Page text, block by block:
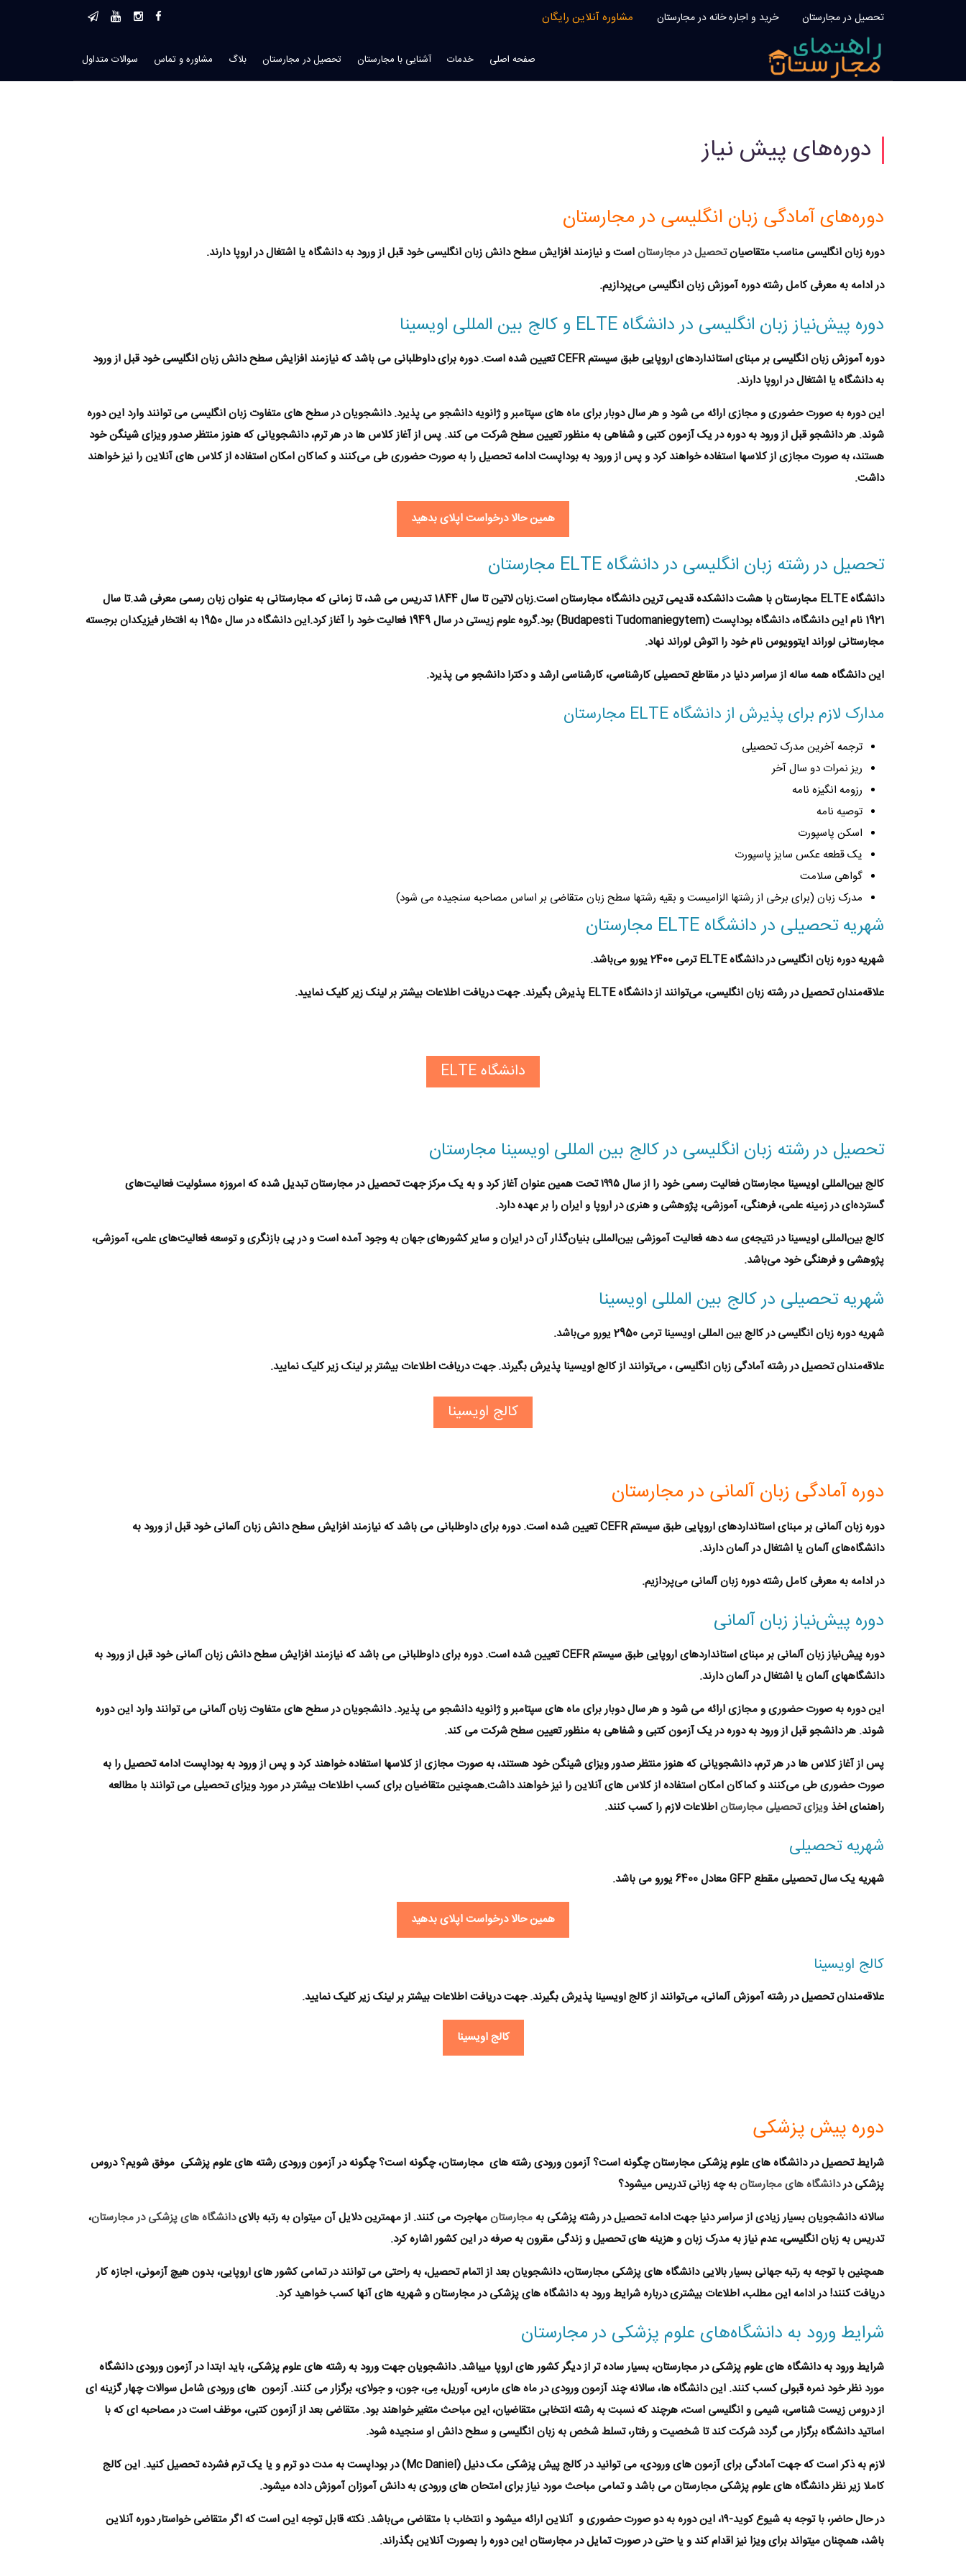
تحصیل در مجارستان خرید و اجاره خانه در مجارستان مشاوره آنلاین رایگان
صفحه اصلی خدمات آشنایی با مجارستان تحصیل در مجارستان بلاگ مشاوره و تماس سوالات متداول
دوره‌های پیش نیاز
دوره‌های آمادگی زبان انگلیسی در مجارستان
دوره زبان انگلیسی مناسب متقاصیانتحصیل در مجارستاناست و نیازمند افزایش سطح دانش زبان انگلیسی خود قبل از ورود به دانشگاه یا اشتغال در اروپا دارند.
در ادامه به معرفی کامل رشتهدوره آموزش زبان انگلیسی می‌پردازیم.
دوره پیش‌نیاز زبان انگلیسی در دانشگاه ELTE و کالج بین المللی اویسینا
دوره آموزش زبان انگلیسی بر مبنای استانداردهای اروپایی طبق سیستم CEFR تعیین شده است. دوره برای داوطلبانی می باشد که نیازمند افزایش سطح دانش زبان انگلیسی خود قبل از ورود
به دانشگاه یا اشتغال در اروپا دارند.
این دوره به صورت حضوری و مجازی ارائه می شود و هر سال دوبار برای ماه های سپتامبر و ژانویه دانشجو می پذیرد. دانشجویان در سطح های متفاوت زبان انگلیسی می توانند وارد این دوره
شوند. هر دانشجو قبل از ورود به دوره در یک آزمون کتبی و شفاهی به منظور تعیین سطح شرکت می کند. پس از آغاز کلاس ها در هر ترم، دانشجویانی که هنوز منتظر صدور ویزای شینگن خود
هستند، به صورت مجازی از کلاسها استفاده خواهند کرد و پس از ورود به بوداپست ادامه تحصیل را به صورت حضوری طی می‌کنند و کماکان امکان استفاده از کلاس های آنلاین را نیز خواهند
داشت.
همین حالا درخواست اپلای بدهید
تحصیل در رشته زبان انگلیسی در دانشگاه ELTE مجارستان
دانشگاه ELTE مجارستان
با هشت دانشکده قدیمی ترین دانشگاه مجارستان است.زبان لاتین تا سال 1844 تدریس می شد، تا زمانی که مجارستانی به عنوان زبان رسمی معرفی شد.تا سال
1921 نام این دانشگاه، دانشگاه بوداپست (Budapesti Tudomaniegytem) بود.گروه علوم زیستی در سال 1949 فعالیت خود را آغاز کرد.این دانشگاه در سال 1950 به افتخار فیزیکدان برجسته
مجارستانی لوراند ایتوویوس نام خود را اتوش لوراند نهاد.
این دانشگاه همه ساله از سراسر دنیا در مقاطع تحصیلی کارشناسی، کارشناسی ارشد و دکترا دانشجو می پذیرد.
مدارک لازم برای پذیرش از دانشگاه ELTE مجارستان
ترجمه آخرین مدرک تحصیلی
ریز نمرات دو سال آخر
رزومه انگیزه نامه
توصیه نامه
اسکن پاسپورت
یک قطعه عکس سایز پاسپورت
گواهی سلامت
مدرک زبان (برای برخی از رشتها الزامیست و بقیه رشتها سطح زبان متقاضی بر اساس مصاحبه سنجیده می شود)
شهریه تحصیلی در دانشگاه ELTE مجارستان
شهریه دوره زبان انگلیسی در دانشگاه ELTE ترمی 2400 یورو
می‌باشد.
علاقه‌مندان تحصیل در رشته زبان انگلیسی، می‌توانند از دانشگاه ELTE پذیرش بگیرند. جهت دریافت اطلاعات بیشتر بر لینک زیر کلیک نمایید.
دانشگاه ELTE
تحصیل در رشته زبان انگلیسی در کالج بین المللی اویسینا مجارستان
کالج بین‌المللی اویسینا مجارستانفعالیت رسمی خود را از سال ۱۹۹۵ تحت همین عنوان آغاز کرد و به یک مرکز جهت تحصیل در مجارستانتبدیل شده که امروزه مسئولیت فعالیت‌های
گسترده‌ای در زمینه علمی، فرهنگی، آموزشی، پژوهشی و هنری در اروپا و ایران را بر عهده دارد.
کالج بین‌المللی اویسینادر نتیجه‌ی سه دهه فعالیت آموزشی بین‌المللی بنیان‌گذار آن در ایران و سایر کشورهای جهان به وجود آمده است و در پی بازنگری و توسعه فعالیت‌های علمی، آموزشی،
پژوهشی و فرهنگی خود می‌باشد.
شهریه تحصیلی در کالج بین المللی اویسینا
شهریه دوره زبان انگلیسی در کالج بین المللی اویسینا ترمی 2950 یورو
می‌باشد.
علاقه‌مندان تحصیل در رشته آمادگی زبان انگلیسی ، می‌توانند از کالج اویسینا پذیرش بگیرند. جهت دریافت اطلاعات بیشتر بر لینک زیر کلیک نمایید.
کالج اویسینا
دوره آمادگی زبان آلمانی در مجارستان
دوره زبان آلمانی
بر مبنای استانداردهای اروپایی طبق سیستم CEFR تعیین شده است. دوره برای داوطلبانی می باشد که نیازمند افزایش سطح دانش زبان آلمانی خود قبل از ورود به
دانشگاه‌های آلمان یا اشتغال در آلمان دارند.
در ادامه به معرفی کامل رشتهدوره زبان آلمانی می‌پردازیم.
دوره پیش‌نیاز زبان آلمانی
دوره پیش‌نیاز زبان آلمانی بر مبنای استانداردهای اروپایی طبق سیستم CEFR تعیین شده است. دوره برای داوطلبانی می باشد که نیازمند افزایش سطح دانش زبان آلمانی خود قبل از ورود به
دانشگاههای آلمان یا اشتغال در آلمان دارند.
این دوره به صورت حضوری و مجازی ارائه می شود و هر سال دوبار برای ماه های سپتامبر و ژانویه دانشجو می پذیرد. دانشجویان در سطح های متفاوت زبان آلمانی می توانند وارد این دوره
شوند. هر دانشجو قبل از ورود به دوره در یک آزمون کتبی و شفاهی به منظور تعیین سطح شرکت می کند.
پس از آغاز کلاس ها در هر ترم، دانشجویانی که هنوز منتظر صدور ویزای شینگن خود هستند، به صورت مجازی از کلاسها استفاده خواهند کرد و پس از ورود به بوداپست ادامه تحصیل را به
صورت حضوری طی می‌کنند و کماکان امکان استفاده از کلاس های آنلاین را نیز خواهند داشت.همچنین متقاضیان برای کسب اطلاعات بیشتر در مورد ویزای تحصیلی می توانند با مطالعه
راهنمای اخذ ویزای تحصیلی مجارستاناطلاعات لازم را کسب کنند.
شهریه تحصیلی
شهریه یک سال تحصیلی مقطع GFP معادل 6400 یورو می باشد.
همین حالا درخواست اپلای بدهید
کالج اویسینا
علاقه‌مندان تحصیل در رشته آموزش آلمانی، می‌توانند از کالج اویسینا پذیرش بگیرند. جهت دریافت اطلاعات بیشتر بر لینک زیر کلیک نمایید.
کالج اویسینا
دوره پیش پزشکی
شرایط تحصیل در دانشگاه هایعلوم پزشکی مجارستانچگونه است؟ آزمون ورودی رشته های مجارستان، چگونه است؟ چگونه در آزمون ورودی رشته هایعلوم پزشکی موفق شویم؟ دروس
پزشکی دردانشگاه های مجارستانبه چه زبانی تدریس میشود؟
سالانه دانشجویان بسیار زیادی از سراسر دنیا جهت ادامه تحصیل دررشته پزشکی به مجارستانمهاجرت می کنند. از مهمترین دلایل آن میتوان به رتبه بالایدانشگاه های پزشکی در مجارستان،
تدریس به زبان انگلیسی، عدم نیاز به مدرک زبان و هزینه های تحصیل و زندگی مقرون به صرفه در این کشور اشاره کرد.
همچنین با توجه به رتبه جهانی بسیار بالاییدانشگاه های پزشکی مجارستان، دانشجویان بعد از اتمامتحصیل، به راحتی می توانند در تمامی کشور های اروپایی، بدون هیچ آزمونی، اجازه کار
دریافت کنند! در ادامه این مطلب، اطلاعات بیشتری درباره شرایط ورود به دانشگاه های پزشکی درمجارستانو شهریه های آنها کسب خواهید کرد.
شرایط ورود به دانشگاه‌های علوم پزشکی در مجارستان
شرایط ورود بهدانشگاه های علوم پزشکی در مجارستان، بسیار ساده تر از دیگر کشور های اروپا میباشد. دانشجویان جهت ورود به رشته هایعلوم پزشکی، باید ابتدا در آزمون ورودی دانشگاه
مورد نظر خود نمره قبولی کسب کنند. این دانشگاه ها، سالانه چند آزمون ورودی در ماه های مارس، آوریل، مِی، جون، و جولای، برگزار می کنند. آزمون های ورودی شامل سوالات چهار گزینه ای
از دروس زیست شناسی، شیمی و انگلیسی است، هرچند که نسبت به رشته انتخابی متقاضیان، این‌ مباحث متغیر خواهند بود. متقاضی بعد از آزمون کتبی، موظف است در مصاحبه ای که با
اساتید دانشگاه برگزار می گردد شرکت کند تا شخصیت و رفتار، تسلط شخص به زبان انگلیسی و سطح دانش او سنجیده شود.
لازم به ذکر است که جهت آمادگی برای آزمون های ورودی، می توانید در کالجپیش پزشکی
مک دنیل (Mc Daniel) در بوداپست به مدت دو ترم و یا یک ترم فشرده تحصیل کنید. این کالج
کاملا زیر نظردانشگاه های علوم پزشکی مجارستانمی باشد و تمامی مباحث مورد نیاز برای امتحان های ورودی به دانش آموزان آموزش داده میشود.
در حال حاضر، با توجه به شیوع کوید-۱۹، این دوره به دو صورت حضوری و آنلاین ارائه میشود و انتخاب با متقاضی می‌باشد. نکته قابل توجه این است که اگر متقاضی خواستار دوره آنلاین
باشد، همچنان میتواند برای ویزا نیز اقدام کند و یا حتی در صورت تمایل درمجارستاناین دوره را بصورت آنلاین بگذراند.